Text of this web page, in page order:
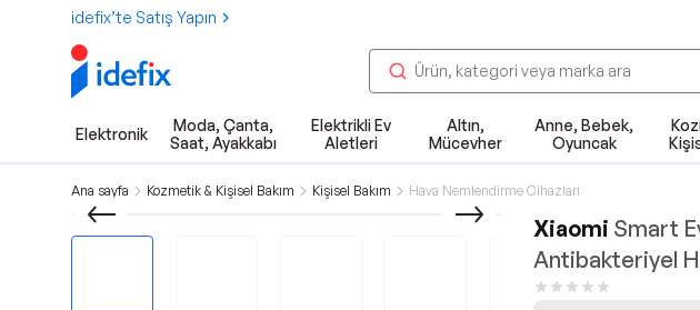
idefix’te Satış Yapın
Elektronik
Moda, Çanta,
Saat, Ayakkabı
Elektrikli Ev
Aletleri
Altın,
Mücevher
Anne, Bebek,
Oyuncak
Ana sayfa Kozmetik & Kişisel Bakım Kişisel Bakım Hava Nemlendirme Cihazları
Xiaomi Smart
Antibakteriyel